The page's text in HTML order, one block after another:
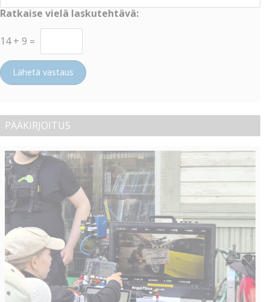
Ratkaise vielä laskutehtävä:
14 + 9 =
Lähetä vastaus
PÄÄKIRJOITUS